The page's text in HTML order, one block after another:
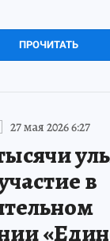
ПРОЧИТАТЬ
27 мая 2026 6:27
в